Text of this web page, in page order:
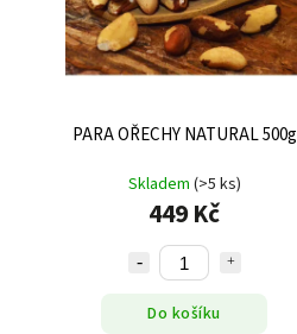
PARA OŘECHY NATURAL 500g
Skladem (>5 ks)
449 Kč
Do košíku